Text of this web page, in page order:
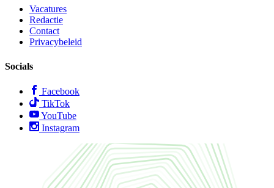
Vacatures
Redactie
Contact
Privacybeleid
Socials
Facebook
TikTok
YouTube
Instagram